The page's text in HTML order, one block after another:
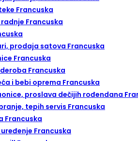
Francuska
Francuska
prodaja satova Francuska
Francuska
Francuska
i bebi oprema Francuska
proslava dečijih rođendana
tepih servis Francuska
Francuska
Francuska